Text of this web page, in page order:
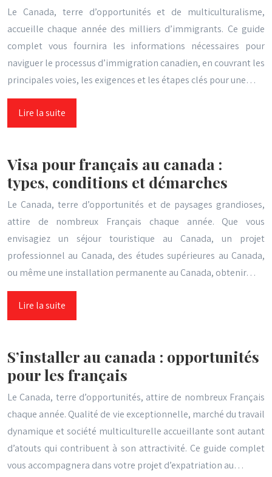
Le Canada, terre d’opportunités et de multiculturalisme,
accueille chaque année des milliers d’immigrants. Ce guide
complet vous fournira les informations nécessaires pour
naviguer le processus d’immigration canadien, en couvrant les
principales voies, les exigences et les étapes clés pour une…
Lire la suite
Visa pour français au canada :
types, conditions et démarches
Le Canada, terre d’opportunités et de paysages grandioses,
attire de nombreux Français chaque année. Que vous
envisagiez un séjour touristique au Canada, un projet
professionnel au Canada, des études supérieures au Canada,
ou même une installation permanente au Canada, obtenir…
Lire la suite
S’installer au canada : opportunités
pour les français
Le Canada, terre d’opportunités, attire de nombreux Français
chaque année. Qualité de vie exceptionnelle, marché du travail
dynamique et société multiculturelle accueillante sont autant
d’atouts qui contribuent à son attractivité. Ce guide complet
vous accompagnera dans votre projet d’expatriation au…